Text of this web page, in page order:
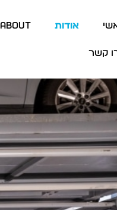
אודות About
קשר